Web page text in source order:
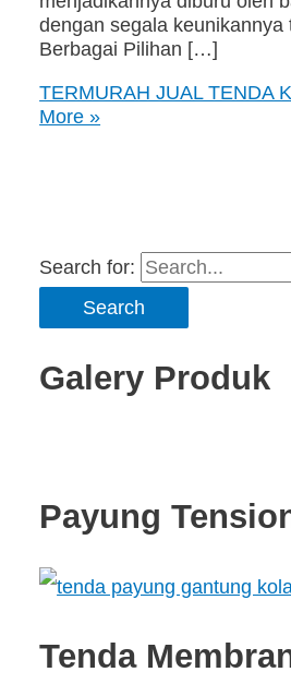
dengan segala keunikannya
Berbagai Pilihan […]
TERMURAH JUAL TENDA
More »
Search for:
Galery Produk
Payung
Tenda